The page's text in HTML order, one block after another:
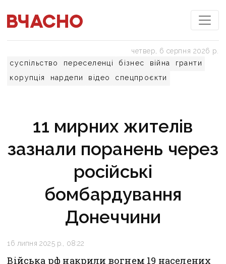
суспільство переселенці бізнес війна
гранти
корупція
нардепи відео спецпроєкти
четвер, 6 серпня 2026 р.
11 мирних жителів
зазнали поранень через
російські
бомбардування
Донеччини
16 липня 2025 р., 08:22
Війська рф накрили вогнем 19 населених